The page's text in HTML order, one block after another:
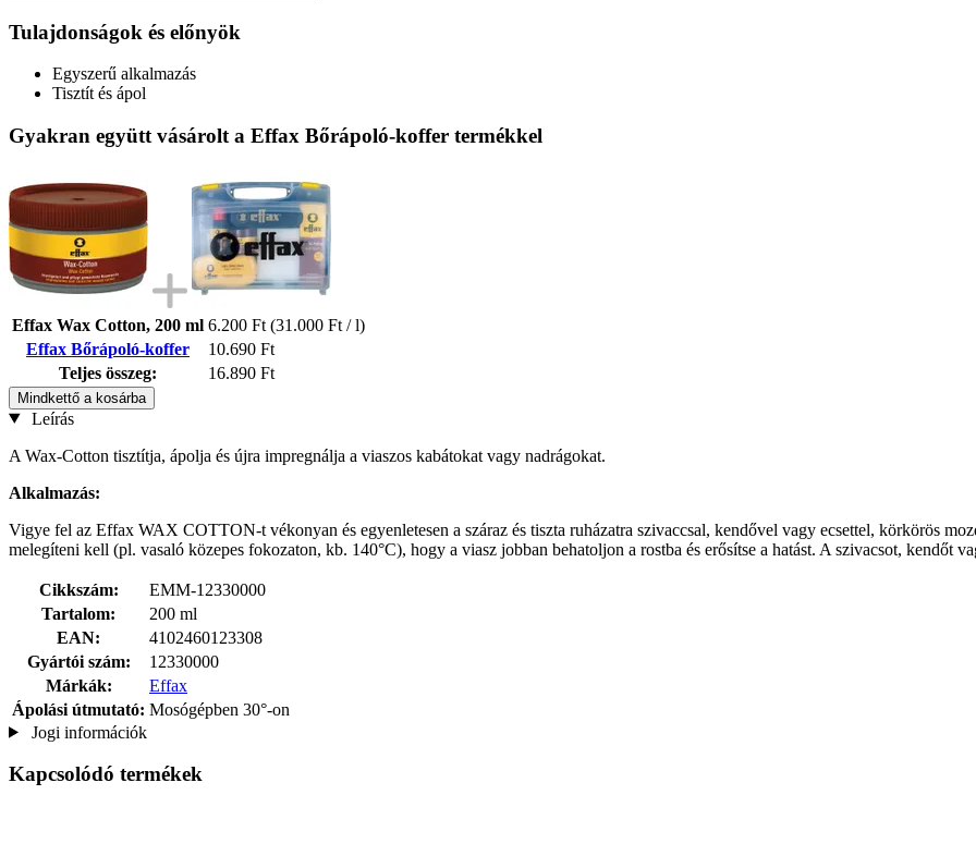
Tulajdonságok és előnyök
Egyszerű alkalmazás
Tisztít és ápol
Gyakran együtt vásárolt a Effax Bőrápoló-koffer termékkel
Effax Wax Cotton, 200 ml 6.200 Ft (31.000 Ft / l)
Effax Bőrápoló-koffer
10.690 Ft
Teljes összeg:
16.890 Ft
Mindkettő a kosárba
Leírás
A Wax-Cotton tisztítja, ápolja és újra impregnálja a viaszos kabátokat vagy nadrágokat.
Alkalmazás:
Vigye fel az Effax WAX COTTON-t vékonyan és egyenletesen a száraz és tiszta ruházatra szivaccsal, kendővel vagy ecsettel, körkörös
melegíteni kell (pl. vasaló közepes fokozaton, kb. 140°C), hogy a viasz jobban behatoljon a rostba és erősítse a hatást. A szivacsot, kendőt
Cikkszám:
EMM-12330000
Tartalom:
200 ml
EAN:
4102460123308
Gyártói szám:
12330000
Márkák:
Effax
Ápolási útmutató: Mosógépben 30°-on
Jogi információk
Kapcsolódó termékek